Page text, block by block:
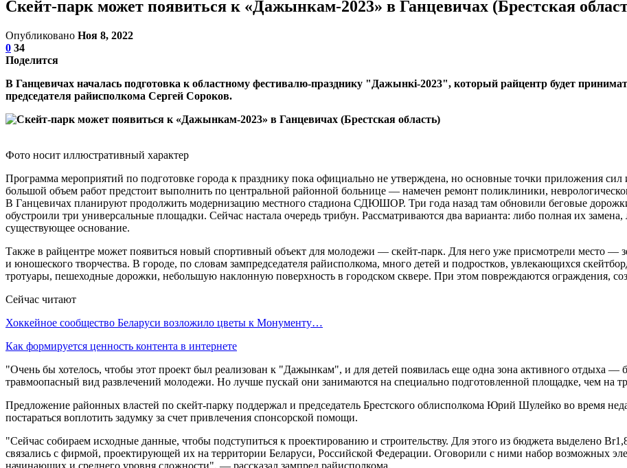
Скейт-парк может появиться к «Дажынкам-2023» в Ганцевичах (Брестская
Опубликовано Ноя 8, 2022
0 34
Поделится
В Ганцевичах началась подготовка к областному фестивалю-празднику "Дажынкі-2023", который райцентр будет
председателя райисполкома Сергей Сороков.
Фото носит иллюстративный характер
Программа мероприятий по подготовке города к празднику пока официально не утверждена, но основные точки приложения
большой объем работ предстоит выполнить по центральной районной больнице — намечен ремонт поликлиники,
В Ганцевичах планируют продолжить модернизацию местного стадиона СДЮШОР. Три года назад там обновили беговые
обустроили три универсальные площадки. Сейчас настала очередь трибун. Рассматриваются два варианта: либо полная их
существующее основание.
Также в райцентре может появиться новый спортивный объект для молодежи — скейт-парк. Для него уже присмотрели место —
и юношеского творчества. В городе, по словам зампредседателя райисполкома, много детей и подростков, увлекающихся
тротуары, пешеходные дорожки, небольшую наклонную поверхность в городском сквере. При этом повреждаются ограждения,
Сейчас читают
Хоккейное сообщество Беларуси возложило цветы к Монументу…
Как формируется ценность контента в интернете
"Очень бы хотелось, чтобы этот проект был реализован к "Дажынкам", и для детей появилась еще одна зона активного отдыха —
травмоопасный вид развлечений молодежи. Но лучше пускай они занимаются на специально подготовленной площадке, чем на
Предложение районных властей по скейт-парку поддержал и председатель Брестского облисполкома Юрий Шулейко во время
постараться воплотить задумку за счет привлечения спонсорской помощи.
"Сейчас собираем исходные данные, чтобы подступиться к проектированию и строительству. Для этого из бюджета выделено
связались с фирмой, проектирующей их на территории Беларуси, Российской Федерации. Оговорили с ними набор возможных
начинающих и среднего уровня сложности", — рассказал зампред райисполкома.